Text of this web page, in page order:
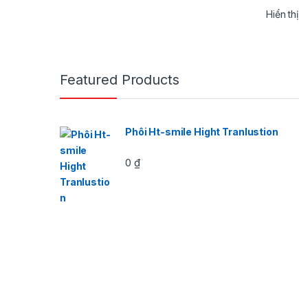
Hiển
Featured Products
Phôi Ht-smile Hight Tranlustion
0 ₫